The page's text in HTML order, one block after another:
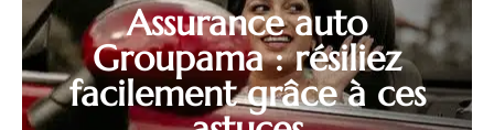
Assurance auto
Groupama : résiliez
facilement grâce à ces